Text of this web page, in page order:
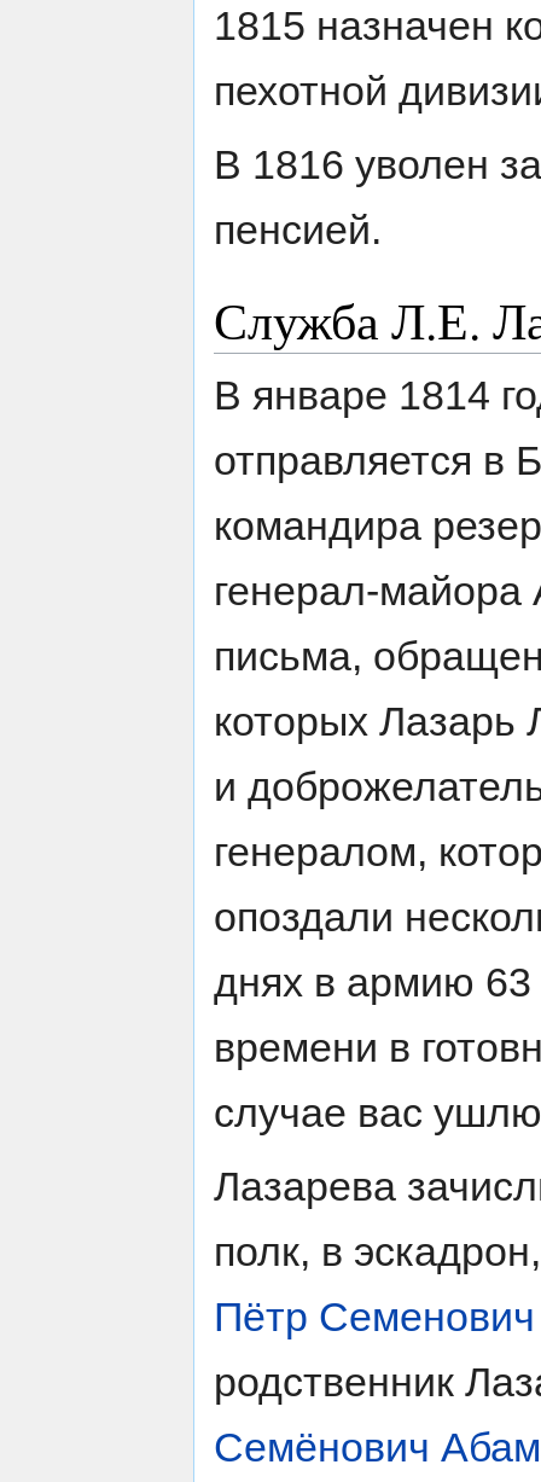
1815 назначен
пехотной
В 1816 уволен
пенсией.
Служба Л.Е.
В январе 1814
отправляется в
командира
генерал-
письма,
которых Лазарь
и
генералом,
опоздали
днях в армию 63
времени в
случае вас
Лазарева
полк, в
Пётр
родственник
Семёнович